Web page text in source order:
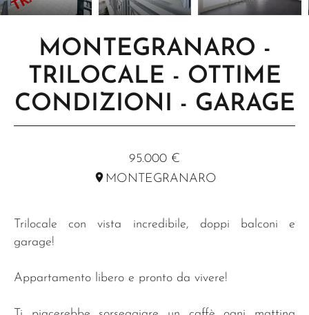
MONTEGRANARO -
TRILOCALE - OTTIME
CONDIZIONI - GARAGE
95.000 €
MONTEGRANARO
Trilocale con vista incredibile, doppi balconi e
garage!
Appartamento libero e pronto da vivere!